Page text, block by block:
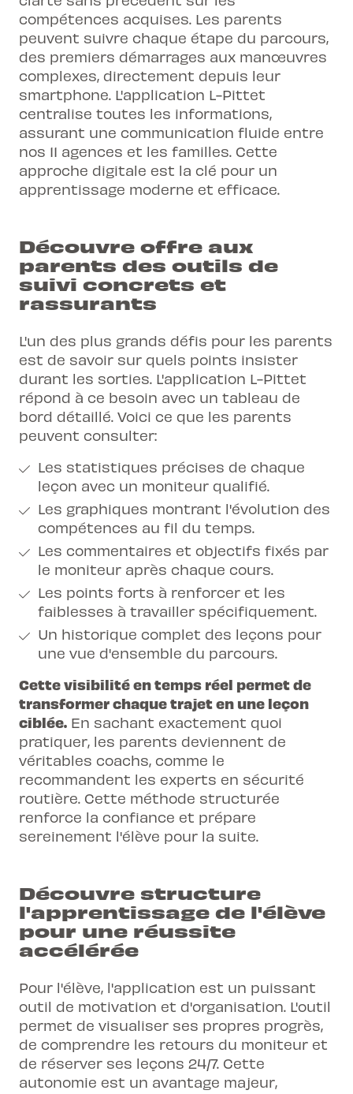
compétences acquises. Les parents
peuvent suivre chaque étape du parcours,
des premiers démarrages aux manœuvres
complexes, directement depuis leur
smartphone. L'application L-Pittet
centralise toutes les informations,
assurant une communication fluide entre
nos 11 agences et les familles. Cette
approche digitale est la clé pour un
apprentissage moderne et efficace.
Découvre offre aux
parents des outils de
suivi concrets et
rassurants
L'un des plus grands défis pour les parents
est de savoir sur quels points insister
durant les sorties. L'application L-Pittet
répond à ce besoin avec un tableau de
bord détaillé. Voici ce que les parents
peuvent consulter:
Les statistiques précises de chaque
leçon avec un moniteur qualifié.
Les graphiques montrant l'évolution des
compétences au fil du temps.
Les commentaires et objectifs fixés par
le moniteur après chaque cours.
Les points forts à renforcer et les
faiblesses à travailler spécifiquement.
Un historique complet des leçons pour
une vue d'ensemble du parcours.
Cette visibilité en temps réel permet de
transformer chaque trajet en une leçon
ciblée. En sachant exactement quoi
pratiquer, les parents deviennent de
véritables coachs, comme le
recommandent les experts en sécurité
routière. Cette méthode structurée
renforce la confiance et prépare
sereinement l'élève pour la suite.
Découvre structure
l'apprentissage de l'élève
pour une réussite
accélérée
Pour l'élève, l'application est un puissant
outil de motivation et d'organisation. L'outil
permet de visualiser ses propres progrès,
de comprendre les retours du moniteur et
de réserver ses leçons 24/7. Cette
autonomie est un avantage majeur,